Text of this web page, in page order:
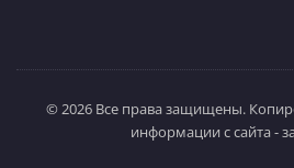
© 2026 Все права защищены.
информации с сайта -